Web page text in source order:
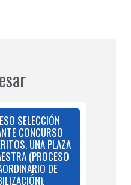
SELECCIÓN
CONCURSO
UNA PLAZA
(PROCESO
DE